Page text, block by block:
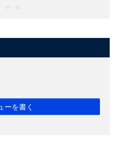
ーを書く